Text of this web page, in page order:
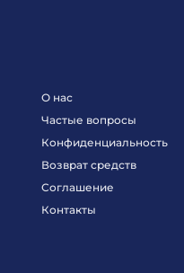
О нас
Частые вопросы
Конфиденциальность
Возврат средств
Соглашение
Контакты